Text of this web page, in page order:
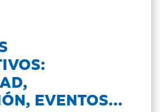
EVENTOS...